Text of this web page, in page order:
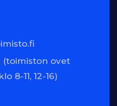
(toimiston ovet
8-11, 12-16)